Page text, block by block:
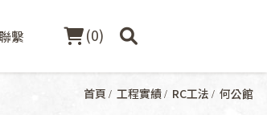
繫 (0)
首頁 工程實績 RC工法 何公館